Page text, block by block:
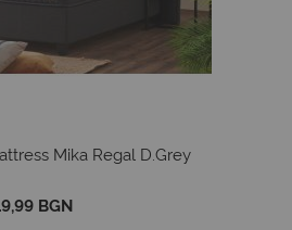
Mika Regal D.Grey
BGN